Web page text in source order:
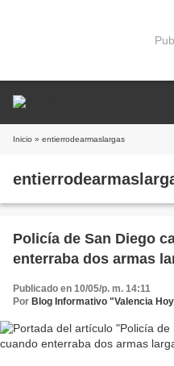
Inicio » entierrodearmaslargas
Policía de San Diego
enterraba dos armas
Publicado en 10/05/p. m. 14:11
Por Blog Informativo "Valencia